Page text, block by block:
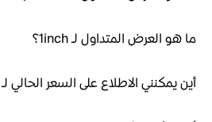
ما هو العرض المتداول لـ 1inch؟
أين يمكنني الاطلاع على السعر الحالي لـ Enjin Coin؟